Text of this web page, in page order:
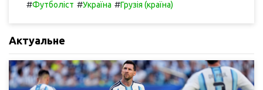
#Футболіст #Україна #Грузія (країна)
Актуальне